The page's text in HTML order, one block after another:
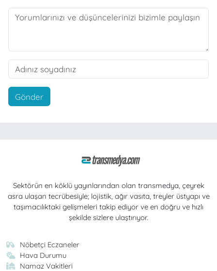
Gönder
Sektörün en köklü yayınlarından olan transmedya, çeyrek
asra ulaşan tecrübesiyle; lojistik, ağır vasıta, treyler üstyapı ve
taşımacılıktaki gelişmeleri takip ediyor ve en doğru ve hızlı
şekilde sizlere ulaştırıyor.
Nöbetçi Eczaneler
Hava Durumu
Namaz Vakitleri